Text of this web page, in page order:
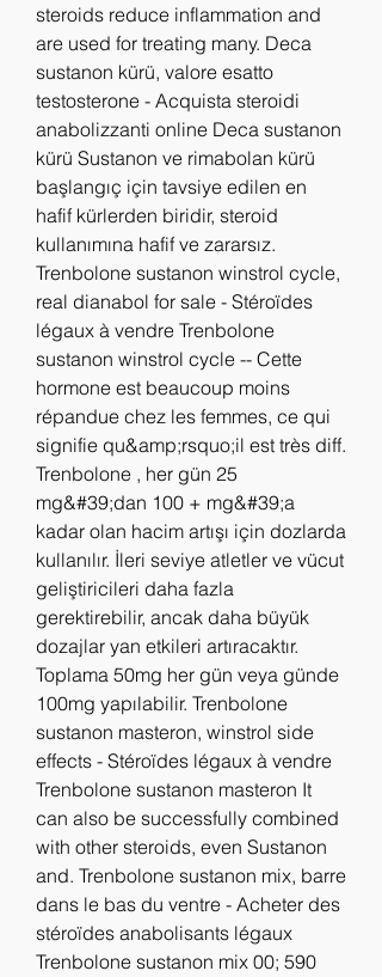
steroids reduce inflammation and
are used for treating many. Deca
sustanon kürü, valore esatto
testosterone - Acquista steroidi
anabolizzanti online Deca sustanon
kürü Sustanon ve rimabolan kürü
başlangıç için tavsiye edilen en
hafif kürlerden biridir, steroid
kullanımına hafif ve zararsız.
Trenbolone sustanon winstrol cycle,
real dianabol for sale - Stéroïdes
légaux à vendre Trenbolone
sustanon winstrol cycle -- Cette
hormone est beaucoup moins
répandue chez les femmes, ce qui
signifie qu&amp;rsquo;il est très diff.
Trenbolone , her gün 25
mg&#39;dan 100 + mg&#39;a
kadar olan hacim artışı için dozlarda
kullanılır. İleri seviye atletler ve vücut
geliştiricileri daha fazla
gerektirebilir, ancak daha büyük
dozajlar yan etkileri artıracaktır.
Toplama 50mg her gün veya günde
100mg yapılabilir. Trenbolone
sustanon masteron, winstrol side
effects - Stéroïdes légaux à vendre
Trenbolone sustanon masteron It
can also be successfully combined
with other steroids, even Sustanon
and. Trenbolone sustanon mix, barre
dans le bas du ventre - Acheter des
stéroïdes anabolisants légaux
Trenbolone sustanon mix 00; 590